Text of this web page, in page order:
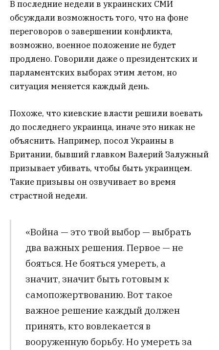
В последние недели в украинских СМИ
обсуждали возможность того, что на фоне
переговоров о завершении конфликта,
возможно, военное положение не будет
продлено. Говорили даже о президентских и
парламентских выборах этим летом, но
ситуация меняется каждый день.
Похоже, что киевские власти решили воевать
до последнего украинца, иначе это никак не
объяснить. Например, посол Украины в
Британии, бывший главком Валерий Залужный
призывает убивать, чтобы быть украинцем.
Такие призывы он озвучивает во время
страстной недели.
«Война — это твой выбор — выбрать
два важных решения. Первое — не
бояться. Не бояться умереть, а
значит, значит быть готовым к
самопожертвованию. Вот такое
важное решение каждый должен
принять, кто вовлекается в
вооруженную борьбу. Но умереть за